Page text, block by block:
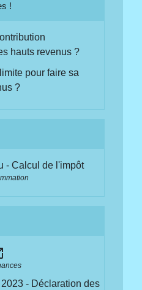
!
hauts revenus ?
pour faire sa
?
- Calcul de l'impôt
- Déclaration des